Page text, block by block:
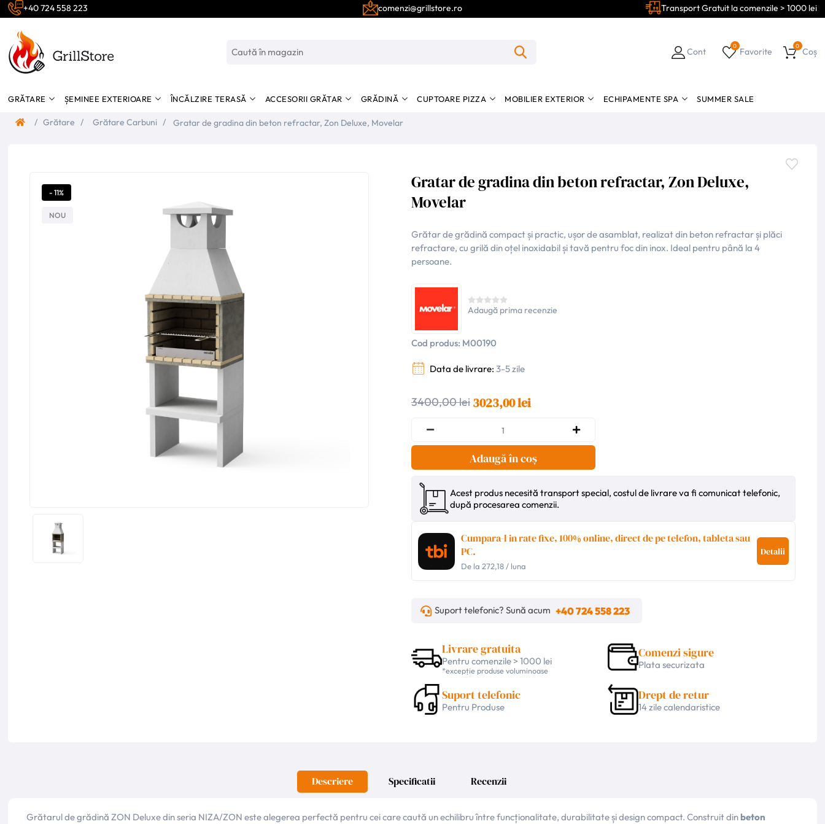
+40 724 558 223 comenzi@grillstore.ro Transport Gratuit la comenzile > 1000 lei
Cont Favorite
0
Coș
0
GRĂTARE ȘEMINEE EXTERIOARE ÎNCĂLZIRE TERASĂ ACCESORII GRĂTAR GRĂDINĂ CUPTOARE PIZZA MOBILIER EXTERIOR ECHIPAMENTE SPA SUMMER SALE
/ Grătare / Grătare Carbuni / Gratar de gradina din beton refractar, Zon Deluxe, Movelar
- 11%
NOU
Gratar de gradina din beton refractar, Zon Deluxe,
Movelar
Grătar de grădină compact și practic, ușor de asamblat, realizat din beton refractar și plăci
refractare, cu grilă din oțel inoxidabil și tavă pentru foc din inox. Ideal pentru până la 4
persoane.
Adaugă prima recenzie
Cod produs: M00190
Data de livrare: 3-5 zile
3400,00 lei 3023,00 lei
Adaugă în coș
Acest produs necesită transport special, costul de livrare va fi comunicat telefonic,
după procesarea comenzii.
Cumpara-l in rate fixe, 100% online, direct de pe telefon, tableta sau
PC.
De la 272,18/ luna
Detalii
Suport telefonic? Sună acum +40 724 558 223
Livrare gratuita
Pentru comenzile > 1000 lei
*excepție produse voluminoase
Comenzi sigure
Plata securizata
Suport telefonic
Pentru Produse
Drept de retur
14 zile calendaristice
Descriere Specificatii Recenzii
Grătarul de grădină ZON Deluxe din seria NIZA/ZON este alegerea perfectă pentru cei care caută un echilibru între funcționalitate, durabilitate și design compact. Construit dinbeton